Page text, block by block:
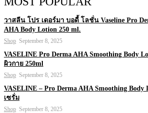
วาสลีน โปร เดอร์มา บอดี้ โลชั่น Vaseline Pro
AHA Body Lotion 250 ml.
Shop September 8, 2025
VASELINE Pro Derma AHA Smoothing Body
ผิวกาย 250ml
Shop September 8, 2025
VASELINE – Pro Derma AHA Smoothing
เซรั่ม
Shop September 8, 2025